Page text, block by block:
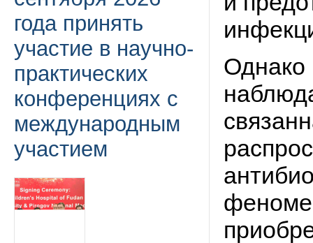
года принять
участие в научно-
практических
конференциях с
международным
участием
Однако